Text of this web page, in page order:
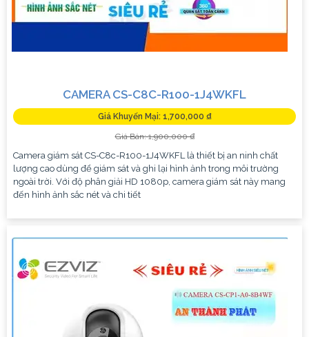
CAMERA CS-C8C-R100-1J4WKFL
Giá Khuyến Mại: 1,700,000 ₫
Giá Bán: 1,900,000 ₫
Camera giám sát CS-C8c-R100-1J4WKFL là thiết bị an ninh chất
lượng cao dùng để giám sát và ghi lại hình ảnh trong môi trường
ngoài trời. Với độ phân giải HD 1080p, camera giám sát này mang
đến hình ảnh sắc nét và chi tiết